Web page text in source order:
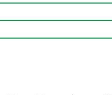
，都會選擇純銀的耳環，
細胞膜，Ag+與細菌的-SH
體中遊離出來，再與其他
生抗藥性。所以德國與日
、地下室。